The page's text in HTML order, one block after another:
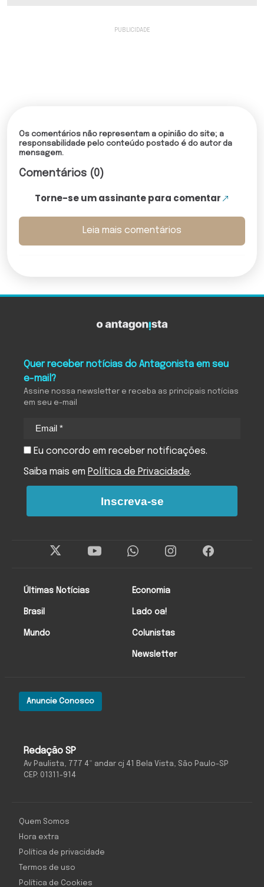
Os comentários não representam a opinião do site; a
responsabilidade pelo conteúdo postado é do autor da
mensagem.
Comentários (0)
Torne-se um assinante para comentar
Leia mais comentários
Redação SP
Av Paulista, 777 4º andar cj 41 Bela Vista, São Paulo-SP
CEP: 01311-914
Anuncie Conosco
Últimas Notícias
Brasil
Mundo
Economia
Lado oa!
Colunistas
Newsletter
Quer receber notícias do Antagonista em seu
e-mail?
Assine nossa newsletter e receba as principais notícias
em seu e-mail
Eu concordo em receber notificações.
Saiba mais em Política de Privacidade.
Inscreva-se
Quem Somos
Hora extra
Política de privacidade
Termos de uso
Política de Cookies